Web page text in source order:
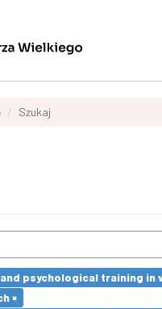
Szukaj
psychological training
×